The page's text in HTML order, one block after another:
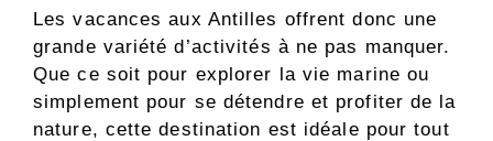
Les vacances aux Antilles offrent donc une
grande variété d’activités à ne pas manquer.
Que ce soit pour explorer la vie marine ou
simplement pour se détendre et profiter de la
nature, cette destination est idéale pour tout